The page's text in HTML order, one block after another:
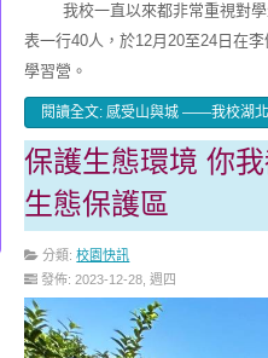
我校一直以來都非常重視對學
表一行40人，於12月20至24日在
學習營。
閱讀全文: 感受山與城 ——我校湖
保護生態環境 你
生態保護區
分類:校園快訊
發佈: 2023-12-28, 週四